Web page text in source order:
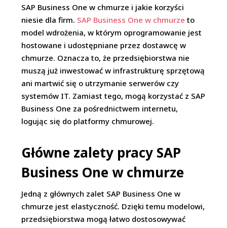
SAP Business One w chmurze i jakie korzyści
niesie dla firm. SAP Business One w chmurze to
model wdrożenia, w którym oprogramowanie jest
hostowane i udostępniane przez dostawcę w
chmurze. Oznacza to, że przedsiębiorstwa nie
muszą już inwestować w infrastrukturę sprzętową
ani martwić się o utrzymanie serwerów czy
systemów IT. Zamiast tego, mogą korzystać z SAP
Business One za pośrednictwem internetu,
logując się do platformy chmurowej.
Główne zalety pracy SAP
Business One w chmurze
Jedną z głównych zalet SAP Business One w
chmurze jest elastyczność. Dzięki temu modelowi,
przedsiębiorstwa mogą łatwo dostosowywać